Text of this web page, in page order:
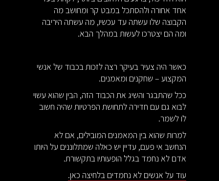
אחד אחורה ולהסתכל במבט קר ומחושב מה
הקבוצה שלו עשתה עד עכשיו, מה עשתה היריבה
ומה הם יצטרכו לעשות במהלך הבא.
כאשר היה צעיר בעיקר רצה לזכות בכבוד של אנשי
המקצוע – שחקנים ומאמנים.
ככל שהתבגר והשיג את הכבוד הזה, הבין שהוא עשוי
לבוא גם עם חדירה לתחושת הפרטיות שהיה חשוב
לו לשמר.
למרות שהוא בין המאמנים המובילים, אם לא
הנחשב אי פעם, עדיין יש כאלה שמתלוננים על היותו
אדם לא נחמד בגלל הופעותיו בתקשורת.
עוד על אנשים לא נחמדים בלחיצה כאן.